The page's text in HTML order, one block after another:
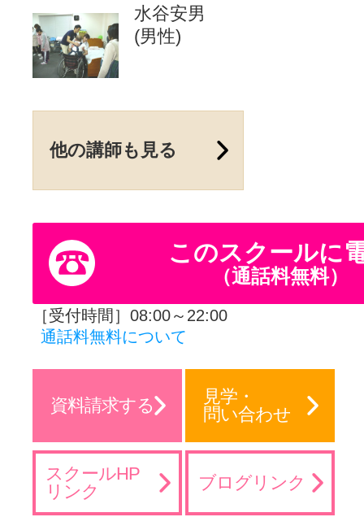
水谷安男
(男性)
他の講師も見る
このスクールに
（通話料無料）
［受付時間］08:00～22:00
通話料無料について
資料請求する
見学・
問い合わせ
スクールHP
リンク
ブログリンク